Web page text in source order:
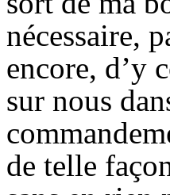
nécessaire,
encore, d’y
sur nous
de telle